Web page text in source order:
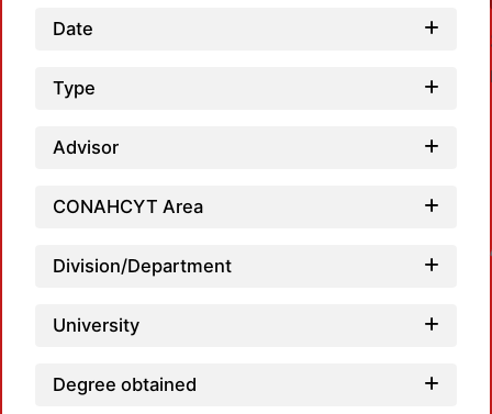
Date
Type
Advisor
CONAHCYT Area
Division/Department
University
Degree obtained